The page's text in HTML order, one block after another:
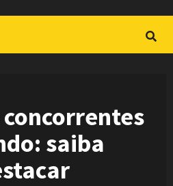
concorrentes
saiba